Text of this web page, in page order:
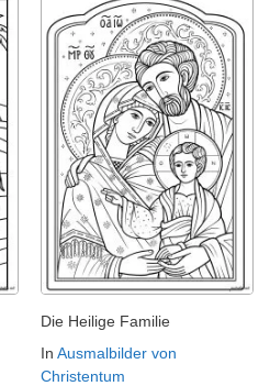
Die Heilige Familie
In Ausmalbilder von
Christentum